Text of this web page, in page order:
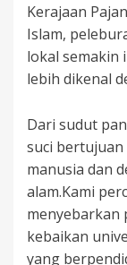
Kerajaan
Islam,
lokal semakin
lebih dikenal
Dari sudut
suci
manusia dan
alam.Kami
menyebarkan
kebaikan
yang